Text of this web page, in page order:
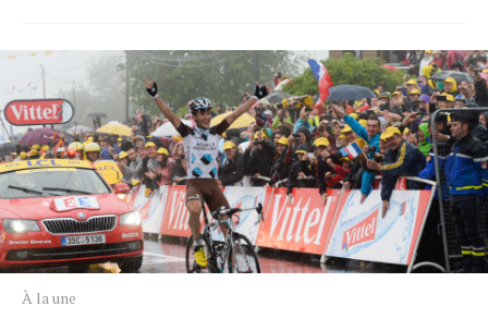
À la une
Tendances
Tous nos articles
À propos